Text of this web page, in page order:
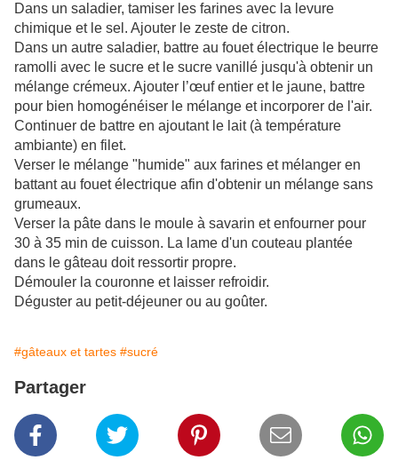
Dans un saladier, tamiser les farines avec la levure
chimique et le sel. Ajouter le zeste de citron.
Dans un autre saladier, battre au fouet électrique le beurre
ramolli avec le sucre et le sucre vanillé jusqu'à obtenir un
mélange crémeux. Ajouter l’œuf entier et le jaune, battre
pour bien homogénéiser le mélange et incorporer de l'air.
Continuer de battre en ajoutant le lait (à température
ambiante) en filet.
Verser le mélange "humide" aux farines et mélanger en
battant au fouet électrique afin d'obtenir un mélange sans
grumeaux.
Verser la pâte dans le moule à savarin et enfourner pour
30 à 35 min de cuisson. La lame d'un couteau plantée
dans le gâteau doit ressortir propre.
Démouler la couronne et laisser refroidir.
Déguster au petit-déjeuner ou au goûter.
#gâteaux et tartes #sucré
Partager